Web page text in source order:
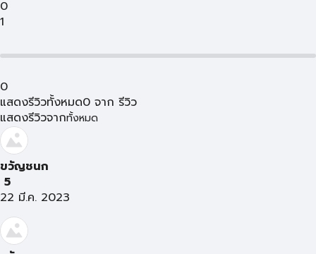
0
1
0
แสดงรีวิวทั้งหมด0 จาก รีวิว
แสดงรีวิวจากทั้งหมด
ขวัญชนก
5
22 มี.ค. 2023